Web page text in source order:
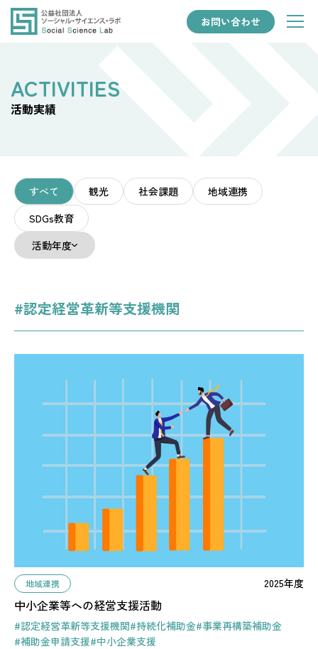
お問い合わせ
活動実績
すべて 観光 社会課題
地域連携
SDGs教育
活動年度
#認定経営革新等支援機関
地域連携 2025年度
中小企業等への経営支援活動
#認定経営革新等支援機関#持続化補助金#事業再構築補助金
#補助金申請支援#中小企業支援